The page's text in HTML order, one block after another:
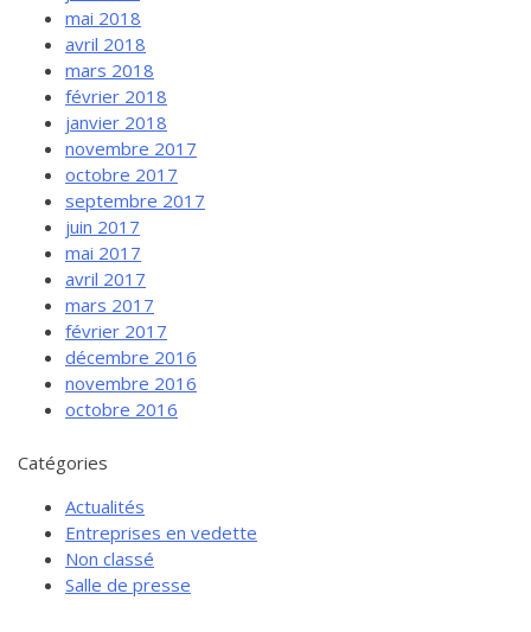
mai 2018
avril 2018
mars 2018
février 2018
janvier 2018
novembre 2017
octobre 2017
septembre 2017
juin 2017
mai 2017
avril 2017
mars 2017
février 2017
décembre 2016
novembre 2016
octobre 2016
Catégories
Actualités
Entreprises en vedette
Non classé
Salle de presse